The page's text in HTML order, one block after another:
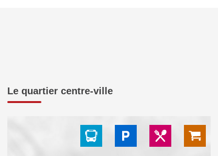
Le quartier centre-ville